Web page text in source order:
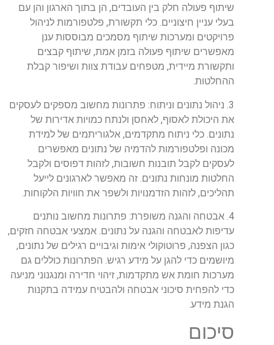
שיתוף פעולה חלק בין העובדים, הן בתוך הארגון והן עם
בעלי עניין חיצוניים. כלי תקשורת, פלטפורמות לניהול
פרויקטים ומערכות שיתוף מסמכים מבוססות ענן
מאפשרים שיתוף פעולה בזמן אמת, שיתוף קבצים
ותקשורת מיידית, מטפחים עבודת צוות ושיפור קבלת
ההחלטות.
3. ניהול נתונים וניתוח: פתרונות מחשוב מספקים לעסקים
את היכולת לאסוף, לאחסן ולנתח כמויות אדירות של
נתונים. כלי ניתוח מתקדמים, אלגוריתמים של למידת
מכונה ופלטפורמות להדמיה של נתונים מאפשרים
לעסקים לקבל תובנות חשובות, לזהות דפוסים ולקבל
החלטות מונחות נתונים. זה מאפשר לארגונים לייעל
תהליכים, לזהות הזדמנויות ולשפר את חוויות הלקוחות.
4. אבטחה והגנה משופרת: פתרונות מחשוב נותנים
עדיפות לאבטחה והגנה על נתונים. אמצעי אבטחה חזקים,
כגון הצפנה, פרוטוקולי אימות וגיבויים רגילים של נתונים,
מיושמים כדי להגן על מידע רגיש. הפתרונות כוללים גם
מערכות חומת אש מתקדמות, זיהוי חדירה ומנגנוני מניעה
כדי להפחית סיכוני אבטחה ולהבטיח עמידה בתקנות
הגנת מידע.
סיכום